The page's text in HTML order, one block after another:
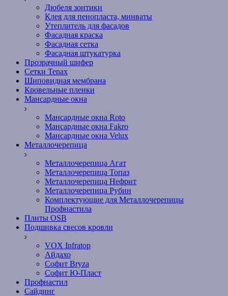
Дюбеля зонтики
Клея для пенопласта, минваты
Утеплитель для фасадов
Фасадная краска
Фасадная сетка
Фасадная штукатурка
Прозрачный шифер
Сетки Tenax
Шиповидная мембрана
Кровельные пленки
Мансардные окна
Мансардные окна Roto
Мансардные окна Fakro
Мансардные окна Velux
Металлочерепица
Металлочерепица Агат
Металлочерепица Топаз
Металлочерепица Нефрит
Металлочерепица Рубин
Комплектующие для Металлочерепицы
Профнастила
Плиты OSB
Подшивка свесов кровли
VOX Infratop
Айдахо
Софит Bryza
Софит Ю-Пласт
Профнастил
Сайдинг